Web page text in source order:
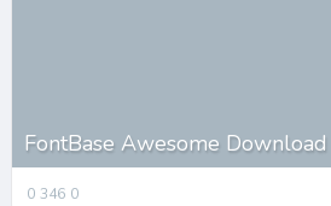
FontBase Awesome
0 346 0